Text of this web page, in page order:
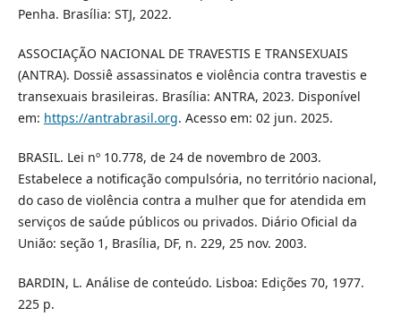
Penha. Brasília: STJ, 2022.
ASSOCIAÇÃO NACIONAL DE TRAVESTIS E TRANSEXUAIS
(ANTRA). Dossiê assassinatos e violência contra travestis e
transexuais brasileiras. Brasília: ANTRA, 2023. Disponível
em: https://antrabrasil.org. Acesso em: 02 jun. 2025.
BRASIL. Lei nº 10.778, de 24 de novembro de 2003.
Estabelece a notificação compulsória, no território nacional,
do caso de violência contra a mulher que for atendida em
serviços de saúde públicos ou privados. Diário Oficial da
União: seção 1, Brasília, DF, n. 229, 25 nov. 2003.
BARDIN, L. Análise de conteúdo. Lisboa: Edições 70, 1977.
225 p.